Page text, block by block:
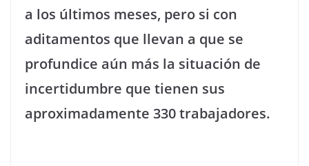
a los últimos meses, pero si con
aditamentos que llevan a que se
profundice aún más la situación de
incertidumbre que tienen sus
aproximadamente 330 trabajadores.